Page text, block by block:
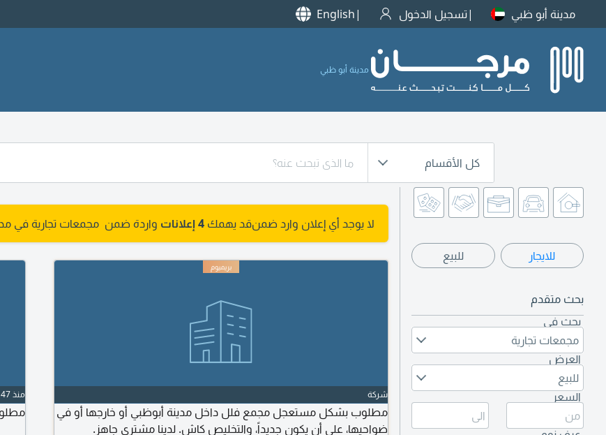
مدينة أبو ظبي تسجيل الدخول English
مدينة أبو ظبي
كل الأقسام
للايجار للبيع
بحث متقدم
بحث في
مجمعات تجارية
العرض
للبيع
السعر
لا يوجد أي إعلان وارد ضمنقد يهمك 4 إعلانات واردة ضمن مجمعات تجارية في
شركة
مطلوب بشكل مستعجل مجمع فلل داخل مدينة أبوظبي أو خارجها أو في
ضواحيها، على أن يكون جديداً، والتخليص كاش. لدينا مشتري جاهز.
منذ 47 دقيقة